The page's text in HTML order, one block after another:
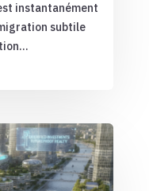
instantanément
subtile